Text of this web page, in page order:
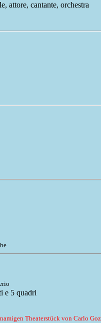
attore, cantante, orchestra
e 5 quadri
Theaterstück von Carlo